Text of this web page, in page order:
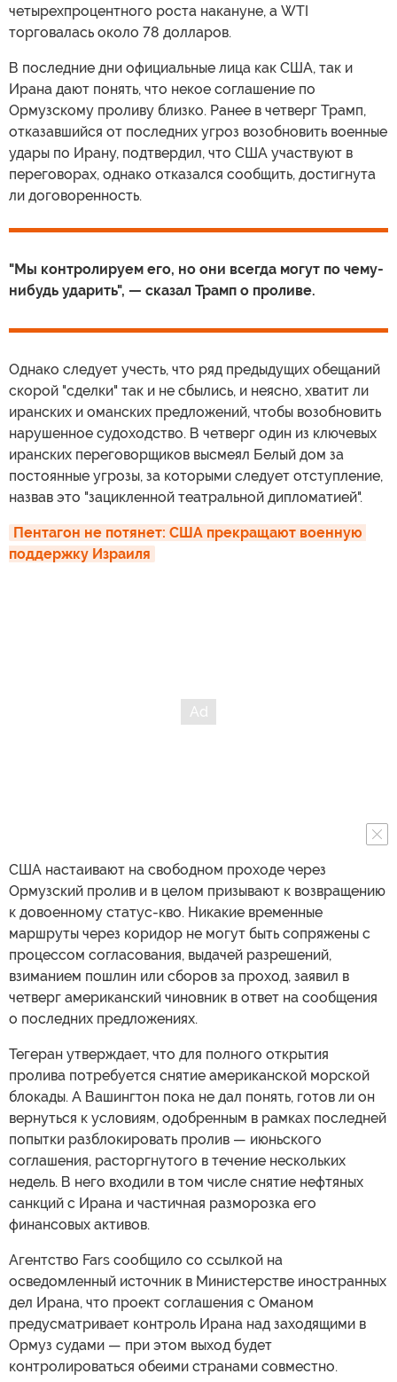
четырехпроцентного роста накануне, а WTI
торговалась около 78 долларов.
В последние дни официальные лица как США, так и
Ирана дают понять, что некое соглашение по
Ормузскому проливу близко. Ранее в четверг Трамп,
отказавшийся от последних угроз возобновить военные
удары по Ирану, подтвердил, что США участвуют в
переговорах, однако отказался сообщить, достигнута
ли договоренность.
"Мы контролируем его, но они всегда могут по чему-
нибудь ударить", — сказал Трамп о проливе.
Однако следует учесть, что ряд предыдущих обещаний
скорой "сделки" так и не сбылись, и неясно, хватит ли
иранских и оманских предложений, чтобы возобновить
нарушенное судоходство. В четверг один из ключевых
иранских переговорщиков высмеял Белый дом за
постоянные угрозы, за которыми следует отступление,
назвав это "зацикленной театральной дипломатией".
Пентагон не потянет: США прекращают военную
поддержку Израиля
США настаивают на свободном проходе через
Ормузский пролив и в целом призывают к возвращению
к довоенному статус-кво. Никакие временные
маршруты через коридор не могут быть сопряжены с
процессом согласования, выдачей разрешений,
взиманием пошлин или сборов за проход, заявил в
четверг американский чиновник в ответ на сообщения
о последних предложениях.
Тегеран утверждает, что для полного открытия
пролива потребуется снятие американской морской
блокады. А Вашингтон пока не дал понять, готов ли он
вернуться к условиям, одобренным в рамках последней
попытки разблокировать пролив — июньского
соглашения, расторгнутого в течение нескольких
недель. В него входили в том числе снятие нефтяных
санкций с Ирана и частичная разморозка его
финансовых активов.
Агентство Fars сообщило со ссылкой на
осведомленный источник в Министерстве иностранных
дел Ирана, что проект соглашения с Оманом
предусматривает контроль Ирана над заходящими в
Ормуз судами — при этом выход будет
контролироваться обеими странами совместно.